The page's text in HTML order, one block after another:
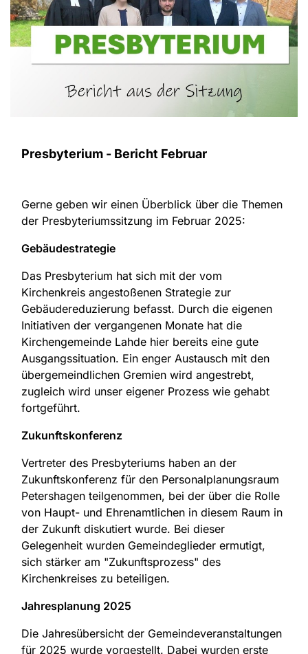
Presbyterium - Bericht Februar
Gerne geben wir einen Überblick über die Themen
der Presbyteriumssitzung im Februar 2025:
Gebäudestrategie
Das Presbyterium hat sich mit der vom
Kirchenkreis angestoßenen Strategie zur
Gebäudereduzierung befasst. Durch die eigenen
Initiativen der vergangenen Monate hat die
Kirchengemeinde Lahde hier bereits eine gute
Ausgangssituation. Ein enger Austausch mit den
übergemeindlichen Gremien wird angestrebt,
zugleich wird unser eigener Prozess wie gehabt
fortgeführt.
Zukunftskonferenz
Vertreter des Presbyteriums haben an der
Zukunftskonferenz für den Personalplanungsraum
Petershagen teilgenommen, bei der über die Rolle
von Haupt- und Ehrenamtlichen in diesem Raum in
der Zukunft diskutiert wurde. Bei dieser
Gelegenheit wurden Gemeindeglieder ermutigt,
sich stärker am "Zukunftsprozess" des
Kirchenkreises zu beteiligen.
Jahresplanung 2025
Die Jahresübersicht der Gemeindeveranstaltungen
für 2025 wurde vorgestellt. Dabei wurden erste